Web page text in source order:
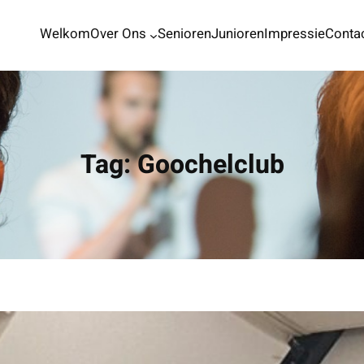
WelkomOver Ons SeniorenJuniorenImpressie
Tag:Goochelclub